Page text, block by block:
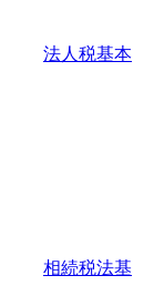
法人税基本
相続税法基